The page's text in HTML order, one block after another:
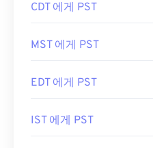
CDT 에게 PST
MST 에게 PST
EDT 에게 PST
IST 에게 PST